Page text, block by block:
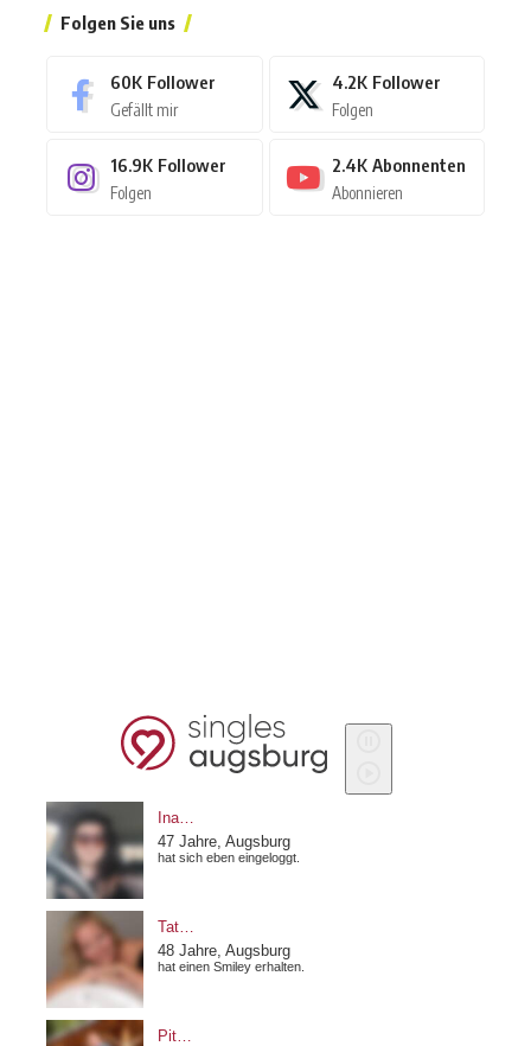
Folgen Sie uns
60K Follower
Gefällt mir
4.2K Follower
Folgen
16.9K Follower
Folgen
2.4K Abonnenten
Abonnieren